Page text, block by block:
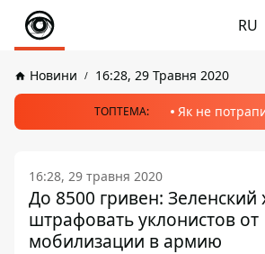
RU
Новини 16:28, 29 Травня 2020
ТОПТЕМА: Як не
16:28, 29 травня 2020
До 8500 гривен: Зеленский
штрафовать уклонистов от
мобилизации в армию